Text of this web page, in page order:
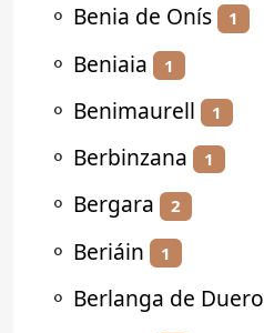
⚬ Benia de Onís 1
⚬ Beniaia 1
⚬ Benimaurell 1
⚬ Berbinzana 1
⚬ Bergara 2
⚬ Beriáin 1
⚬ Berlanga de Duero